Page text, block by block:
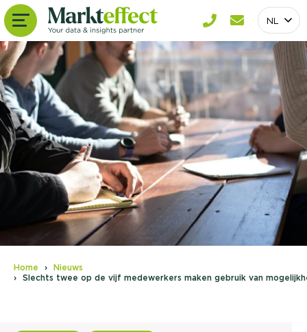
NL
Home
Nieuws
Slechts twee op de vijf medewerkers maken gebruik van